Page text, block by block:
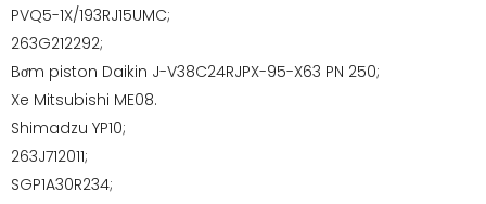
PVQ5-1X/193RJ15UMC;
263G212292;
Bơm piston Daikin J-V38C24RJPX-95-X63 PN 250;
Xe Mitsubishi ME08.
Shimadzu YP10;
263J712011;
SGP1A30R234;